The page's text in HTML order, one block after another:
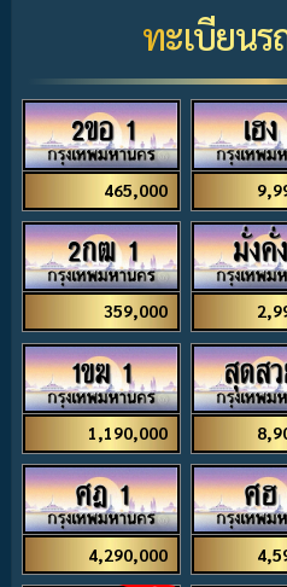
ทะเบียนร
2ขอ 1
465,000
เฮ
2กฒ 1
359,000
มั่งคั่
1ขฆ 1
1,190,000
สุดส
ศฎ 1
4,290,000
ศฮ